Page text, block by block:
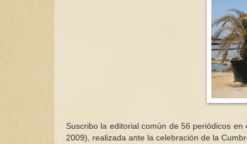
Suscribo la editorial común de 56 periódicos
2009), realizada ante la celebración de la